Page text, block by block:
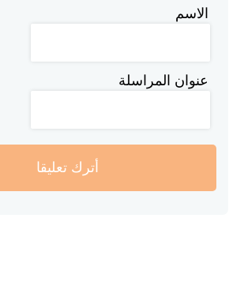
الاسم
عنوان المراسلة
أترك تعليقا